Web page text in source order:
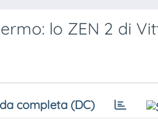
lo ZEN 2 di
completa (DC)